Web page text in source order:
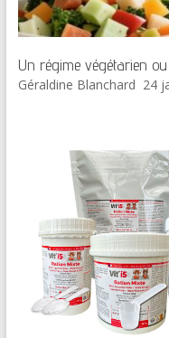
Un régime végétarien
Géraldine Blanchard 24